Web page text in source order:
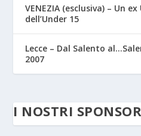
VENEZIA (esclusiva) – Un
dell’Under 15
Lecce – Dal Salento
2007
I NOSTRI SPONSOR